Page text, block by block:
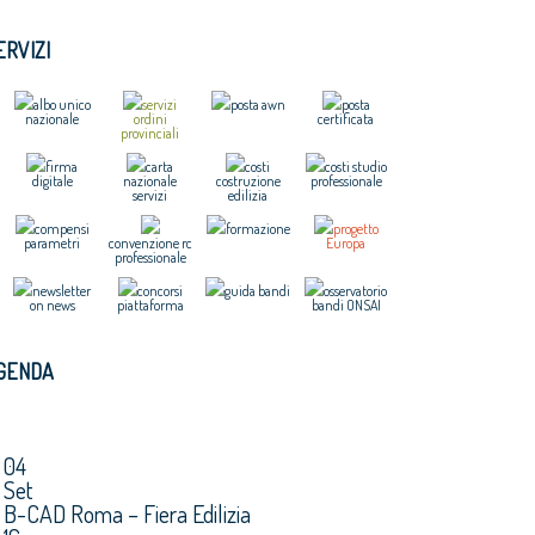
albo unico
nazionale
servizi
ordini
provinciali
posta awn
posta
certificata
firma
digitale
carta
nazionale
servizi
costi
costruzione
edilizia
costi studio
professionale
compensi
parametri
convenzione rc
professionale
formazione
progetto
Europa
newsletter
on news
concorsi
piattaforma
guida bandi
osservatorio
bandi ONSAI
04
Set
B-CAD Roma – Fiera Edilizia